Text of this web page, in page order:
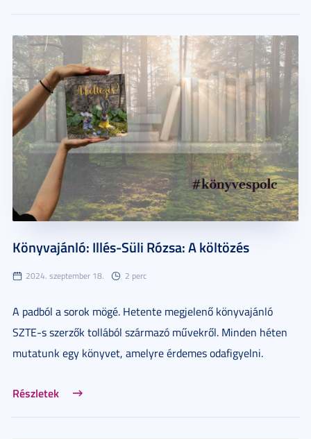
Könyvajánló: Illés-Süli Rózsa: A költözés
2024. szeptember 18. 2 perc
A padból a sorok mögé. Hetente megjelenő könyvajánló
SZTE-s szerzők tollából származó művekről. Minden héten
mutatunk egy könyvet, amelyre érdemes odafigyelni.
Részletek